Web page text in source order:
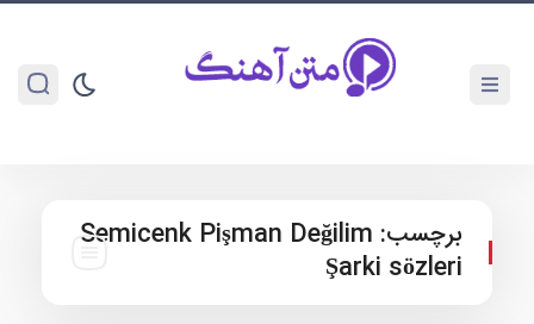
برچسب: Semicenk Pişman Değilim
Şarki sözleri